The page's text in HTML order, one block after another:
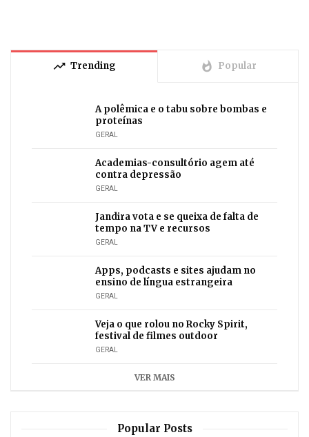
trending_up Trending whatshot Popular
A polêmica e o tabu sobre bombas e
proteínas
GERAL
Academias-consultório agem até
contra depressão
GERAL
Jandira vota e se queixa de falta de
tempo na TV e recursos
GERAL
Apps, podcasts e sites ajudam no
ensino de língua estrangeira
GERAL
Veja o que rolou no Rocky Spirit,
festival de filmes outdoor
GERAL
VER MAIS
Popular Posts